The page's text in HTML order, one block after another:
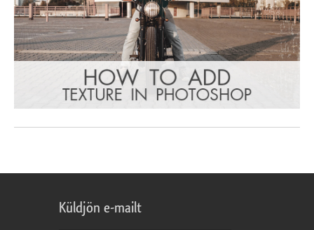
Küldjön e-mailt